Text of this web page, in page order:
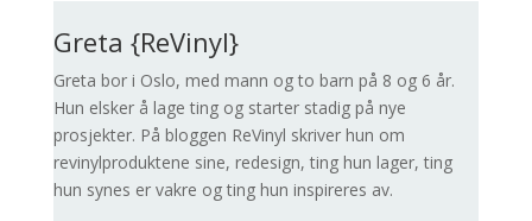
Greta {ReVinyl}
Greta bor i Oslo, med mann og to barn på 8 og 6 år.
Hun elsker å lage ting og starter stadig på nye
prosjekter. På bloggen ReVinyl skriver hun om
revinylproduktene sine, redesign, ting hun lager, ting
hun synes er vakre og ting hun inspireres av.